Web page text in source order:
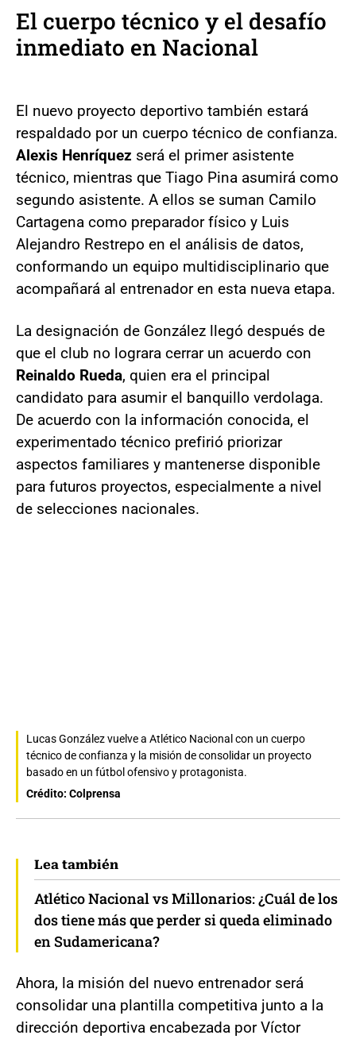
El cuerpo técnico y el desafío
inmediato en Nacional
El nuevo proyecto deportivo también estará
respaldado por un cuerpo técnico de confianza.
Alexis Henríquez será el primer asistente
técnico, mientras que Tiago Pina asumirá como
segundo asistente. A ellos se suman Camilo
Cartagena como preparador físico y Luis
Alejandro Restrepo en el análisis de datos,
conformando un equipo multidisciplinario que
acompañará al entrenador en esta nueva etapa.
La designación de González llegó después de
que el club no lograra cerrar un acuerdo con
Reinaldo Rueda, quien era el principal
candidato para asumir el banquillo verdolaga.
De acuerdo con la información conocida, el
experimentado técnico prefirió priorizar
aspectos familiares y mantenerse disponible
para futuros proyectos, especialmente a nivel
de selecciones nacionales.
Lucas González vuelve a Atlético Nacional con un cuerpo
técnico de confianza y la misión de consolidar un proyecto
basado en un fútbol ofensivo y protagonista.
Crédito: Colprensa
Lea también
Atlético Nacional vs Millonarios: ¿Cuál de los
dos tiene más que perder si queda eliminado
en Sudamericana?
Ahora, la misión del nuevo entrenador será
consolidar una plantilla competitiva junto a la
dirección deportiva encabezada por Víctor